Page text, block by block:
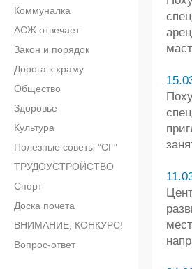
Коммуналка
АСЖ отвечает
Закон и порядок
Дорога к храму
Общество
Здоровье
Культура
Полезные советы "СГ"
ТРУДОУСТРОЙСТВО
Спорт
Доска почета
ВНИМАНИЕ, КОНКУРС!
Вопрос-ответ